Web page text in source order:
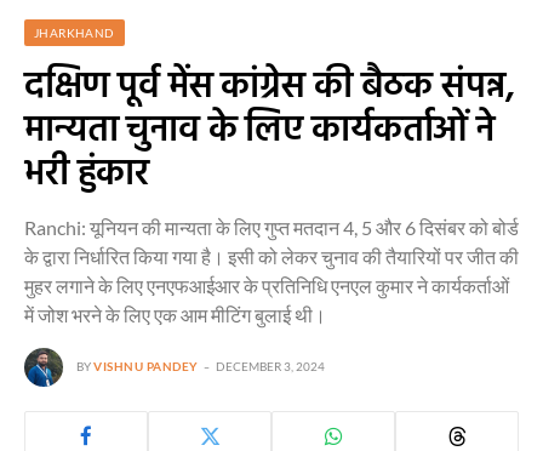
JHARKHAND
दक्षिण पूर्व मेंस कांग्रेस की बैठक संपन्न,
मान्यता चुनाव के लिए कार्यकर्ताओं ने
भरी हुंकार
Ranchi: यूनियन की मान्यता के लिए गुप्त मतदान 4, 5 और 6 दिसंबर को बोर्ड
के द्वारा निर्धारित किया गया है। इसी को लेकर चुनाव की तैयारियों पर जीत की
मुहर लगाने के लिए एनएफआईआर के प्रतिनिधि एनएल कुमार ने कार्यकर्ताओं
में जोश भरने के लिए एक आम मीटिंग बुलाई थी।
BYVISHNU PANDEY DECEMBER 3, 2024